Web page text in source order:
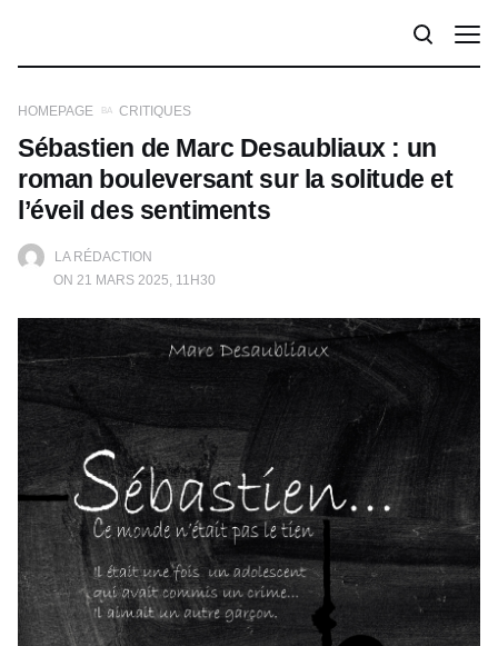
HOMEPAGE CRITIQUES
LA RÉDACTION
ON 21 MARS 2025, 11H30
Sébastien de Marc Desaubliaux : un
roman bouleversant sur la solitude et
l’éveil des sentiments